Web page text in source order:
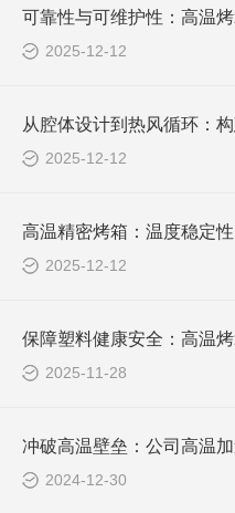
2025-12-12
2025-12-12
2025-12-12
2025-11-28
2024-12-30